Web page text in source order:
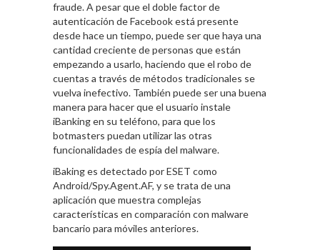
fraude. A pesar que el doble factor de
autenticación de Facebook está presente
desde hace un tiempo, puede ser que haya una
cantidad creciente de personas que están
empezando a usarlo, haciendo que el robo de
cuentas a través de métodos tradicionales se
vuelva inefectivo. También puede ser una buena
manera para hacer que el usuario instale
iBanking en su teléfono, para que los
botmasters puedan utilizar las otras
funcionalidades de espía del malware.
iBaking es detectado por ESET como
Android/Spy.Agent.AF, y se trata de una
aplicación que muestra complejas
características en comparación con malware
bancario para móviles anteriores.